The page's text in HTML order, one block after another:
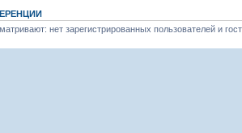
нет зарегистрированных пользователей и